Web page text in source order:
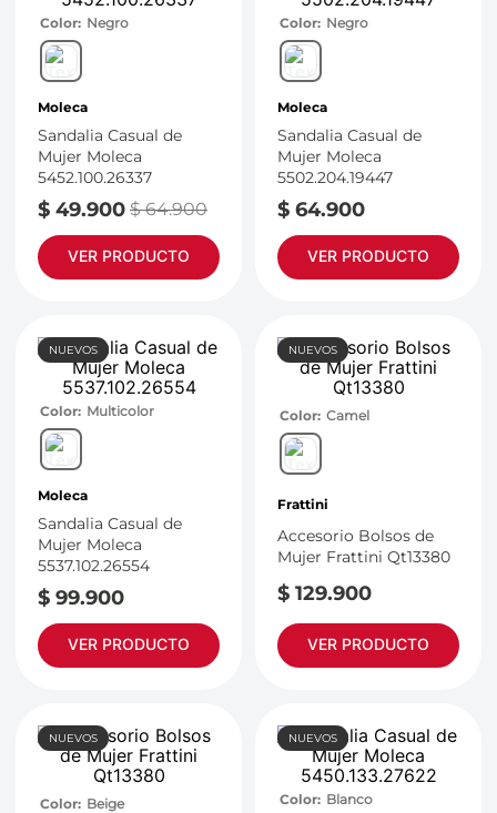
Color Negro
Moleca
Sandalia Casual de
Mujer Moleca
5452.100.26337
$ 49.900 $ 64.900
VER PRODUCTO
Color Negro
Moleca
Sandalia Casual de
Mujer Moleca
5502.204.19447
$ 64.900
VER PRODUCTO
NUEVOS
Color Multicolor
Moleca
Sandalia Casual de
Mujer Moleca
5537.102.26554
$ 99.900
VER PRODUCTO
NUEVOS
Color Camel
Frattini
Accesorio Bolsos de
Mujer Frattini Qt13380
$ 129.900
VER PRODUCTO
NUEVOS
Color Beige
NUEVOS
Color Blanco